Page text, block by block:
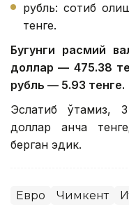
рубль: сотиб
тенге.
Бугунги расмий
доллар — 475.38
рубль — 5.93 тенге.
Эслатиб ўтамиз,
доллар қанча
берган эдик.
Евро Чимкент